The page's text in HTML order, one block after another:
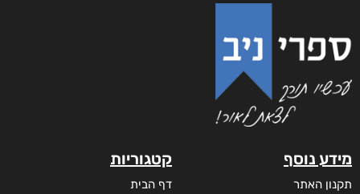
מידע נוסף
תקנון האתר
קטגוריות
דף הבית